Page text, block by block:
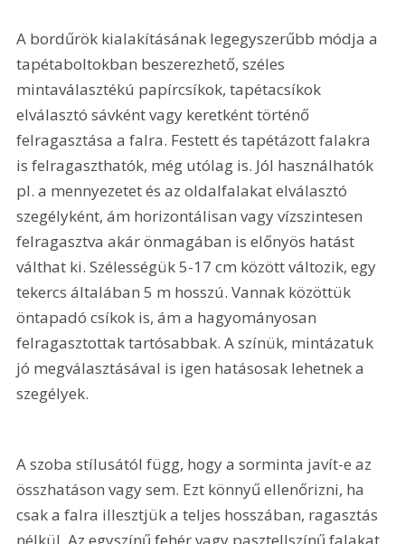
A bordűrök kialakításának legegyszerűbb módja a
tapétaboltokban beszerezhető, széles
mintaválasztékú papírcsíkok, tapétacsíkok
elválasztó sávként vagy keretként történő
felragasztása a falra. Festett és tapétázott falakra
is felragaszthatók, még utólag is. Jól használhatók
pl. a mennyezetet és az oldalfalakat elválasztó
szegélyként, ám horizontálisan vagy vízszintesen
felragasztva akár önmagában is előnyös hatást
válthat ki. Szélességük 5-17 cm között változik, egy
tekercs általában 5 m hosszú. Vannak közöttük
öntapadó csíkok is, ám a hagyományosan
felragasztottak tartósabbak. A színük, mintázatuk
jó megválasztásával is igen hatásosak lehetnek a
szegélyek.
A szoba stílusától függ, hogy a sorminta javít-e az
összhatáson vagy sem. Ezt könnyű ellenőrizni, ha
csak a falra illesztjük a teljes hosszában, ragasztás